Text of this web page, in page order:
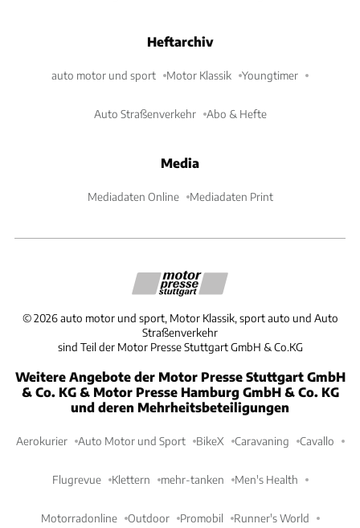
Heftarchiv
auto motor und sport Motor Klassik Youngtimer
Auto Straßenverkehr Abo & Hefte
Media
Mediadaten Online Mediadaten Print
©2026 auto motor und sport, Motor Klassik, sport auto und Auto
Straßenverkehr
sind Teil der Motor Presse Stuttgart GmbH & Co.KG
Weitere Angebote der Motor Presse Stuttgart GmbH
& Co. KG & Motor Presse Hamburg GmbH & Co. KG
und deren Mehrheitsbeteiligungen
Aerokurier Auto Motor und Sport BikeX Caravaning Cavallo
Flugrevue Klettern mehr-tanken Men's Health
Motorradonline Outdoor Promobil Runner's World